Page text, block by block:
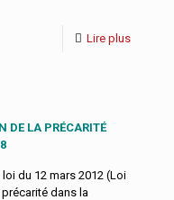
Lire plus
DE LA PRÉCARITÉ
du 12 mars 2012 (Loi
dans la